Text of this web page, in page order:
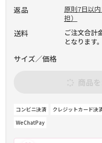
返品
原則7日以
担）
送料
ご注文合計
となります。
サイズ／価格
商品
コンビニ決済 クレジットカード決
WeChatPay